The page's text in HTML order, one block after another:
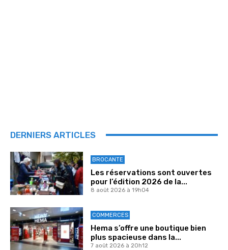
DERNIERS ARTICLES
BROCANTE
Les réservations sont ouvertes
pour l’édition 2026 de la...
8 août 2026 à 19h04
COMMERCES
Hema s’offre une boutique bien
plus spacieuse dans la...
7 août 2026 à 20h12